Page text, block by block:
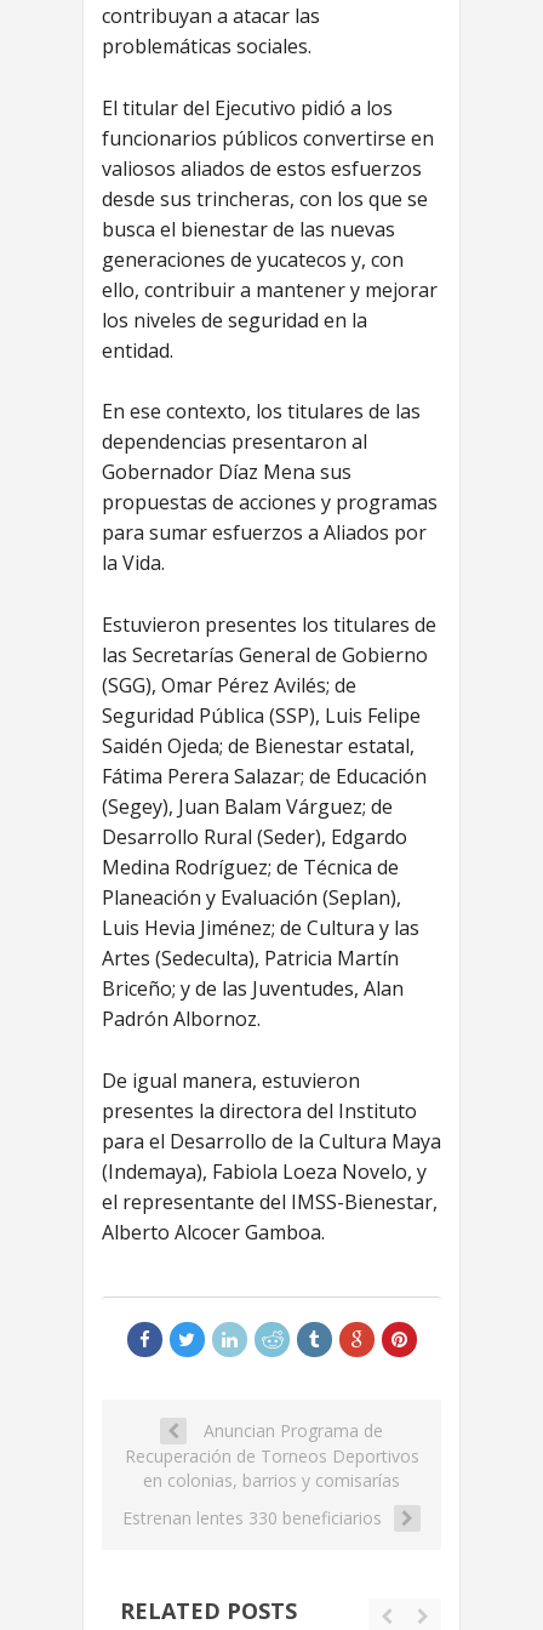
contribuyan a atacar las
problemáticas sociales.
El titular del Ejecutivo pidió a los
funcionarios públicos convertirse en
valiosos aliados de estos esfuerzos
desde sus trincheras, con los que se
busca el bienestar de las nuevas
generaciones de yucatecos y, con
ello, contribuir a mantener y mejorar
los niveles de seguridad en la
entidad.
En ese contexto, los titulares de las
dependencias presentaron al
Gobernador Díaz Mena sus
propuestas de acciones y programas
para sumar esfuerzos a Aliados por
la Vida.
Estuvieron presentes los titulares de
las Secretarías General de Gobierno
(SGG), Omar Pérez Avilés; de
Seguridad Pública (SSP), Luis Felipe
Saidén Ojeda; de Bienestar estatal,
Fátima Perera Salazar; de Educación
(Segey), Juan Balam Várguez; de
Desarrollo Rural (Seder), Edgardo
Medina Rodríguez; de Técnica de
Planeación y Evaluación (Seplan),
Luis Hevia Jiménez; de Cultura y las
Artes (Sedeculta), Patricia Martín
Briceño; y de las Juventudes, Alan
Padrón Albornoz.
De igual manera, estuvieron
presentes la directora del Instituto
para el Desarrollo de la Cultura Maya
(Indemaya), Fabiola Loeza Novelo, y
el representante del IMSS-Bienestar,
Alberto Alcocer Gamboa.
Anuncian Programa de
Recuperación de Torneos Deportivos
en colonias, barrios y comisarías
Estrenan lentes 330 beneficiarios
RELATED POSTS